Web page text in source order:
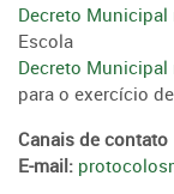
Decreto Municipal
Escola
Decreto Municipal
para o exercício
Canais de contato
E-mail: